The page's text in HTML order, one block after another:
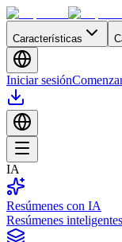
Características
Iniciar sesión
IA
Resúmenes con IA
Resúmenes